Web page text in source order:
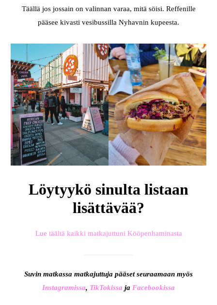
Täällä jos jossain on valinnan varaa, mitä söisi. Reffenille
pääsee kivasti vesibussilla Nyhavnin kupeesta.
Löytyykö sinulta listaan
lisättävää?
Lue täältä kaikki matkajuttuni Kööpenhaminasta
Suvin matkassa matkajuttuja pääset seuraamaan myös
Instagramissa, TikTokissa ja Facebookissa